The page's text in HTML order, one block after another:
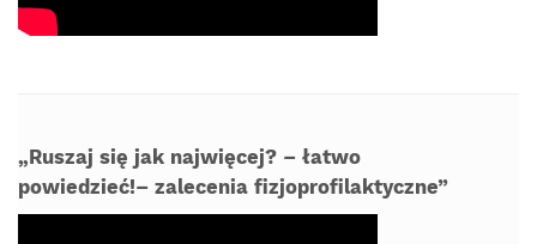
„Ruszaj się jak najwięcej? – łatwo
powiedzieć!– zalecenia fizjoprofilaktyczne”